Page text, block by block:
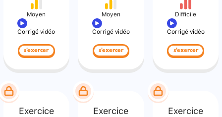
Moyen
Corrigé vidéo
s'exercer
Moyen
Corrigé vidéo
s'exercer
Difficile
Corrigé vidéo
s'exercer
Exercice Exercice Exercice